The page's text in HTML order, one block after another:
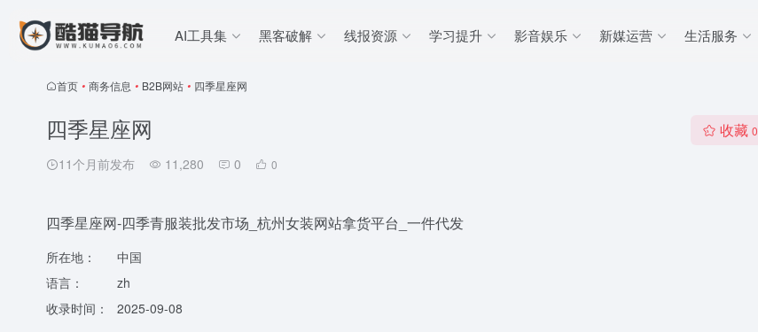
AI工具集 黑客破解 线报资源 学习提升 影音娱乐 新媒运营 生活服务
首页 • 商务信息 • B2B网站 • 四季星座网
四季星座网
11个月前发布 11,280 0 0
收藏 0
四季星座网-四季青服装批发市场_杭州女装网站拿货平台_一件代发
所在地：
中国
语言：
zh
收录时间：
2025-09-08